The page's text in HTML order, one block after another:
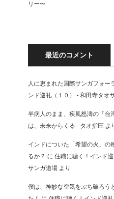
リー〜
最近のコメント
人に恵まれた国際サンガフォー
ンド巡礼（１０） - 和田寺タオ
半病人のまま、疾風怒濤の「台
は、未来からくる - タオ指圧 よ
インドについた「希望の火」の
るか？ に 住職に聴く！インド
サンガ道場 より
僕は、神妙な空気をぶち破ろう